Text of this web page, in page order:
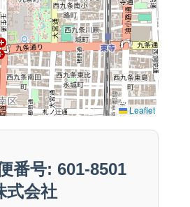
Leaflet
番号: 601-8501
会社